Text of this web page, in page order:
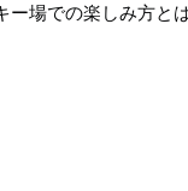
ー場での楽しみ方と